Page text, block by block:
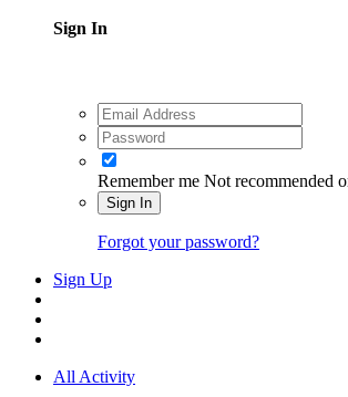
Sign In
Remember me Not recommended
Sign In
Forgot your password?
Sign Up
All Activity